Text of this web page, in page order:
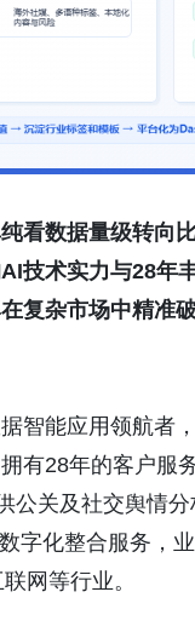
看数据量级转向
技术实力与28年
复杂市场中精准
智能应用领航者
有28年的客户服
公关及社交舆情
字化整合服务，
网等行业。